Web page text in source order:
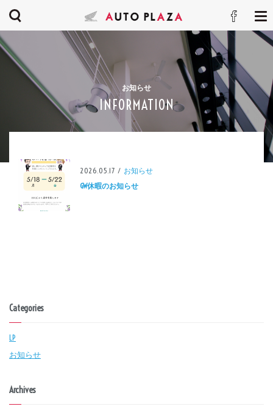
お知らせ
INFORMATION
2026.05.17 / お知らせ
GW休暇のお知らせ
Categories
LP
お知らせ
Archives